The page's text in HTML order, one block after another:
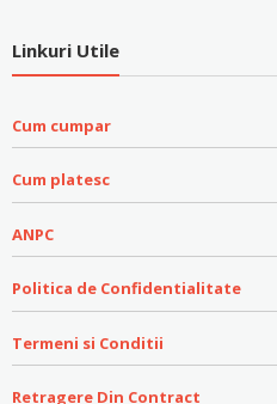
Linkuri Utile
Cum cumpar
Cum platesc
ANPC
Politica de Confidentialitate
Termeni si Conditii
Retragere Din Contract